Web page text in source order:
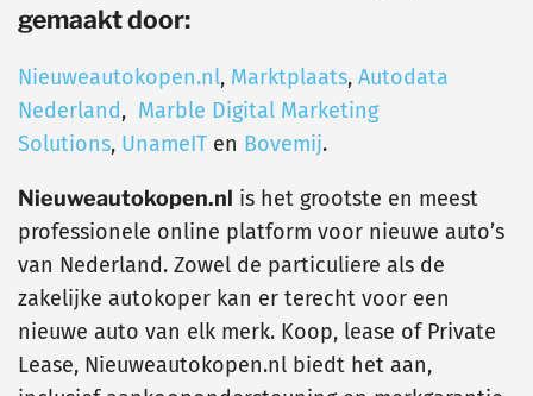
gemaakt door:
Nieuweautokopen.nl, Marktplaats, Autodata
Nederland, Marble Digital Marketing
Solutions, UnameIT en Bovemij.
Nieuweautokopen.nl is het grootste en meest
professionele online platform voor nieuwe auto’s
van Nederland. Zowel de particuliere als de
zakelijke autokoper kan er terecht voor een
nieuwe auto van elk merk. Koop, lease of Private
Lease, Nieuweautokopen.nl biedt het aan,